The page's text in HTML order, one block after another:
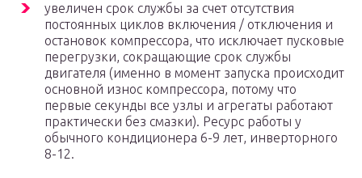
увеличен срок службы за счет отсутствия
постоянных циклов включения / отключения и
остановок компрессора, что исключает пусковые
перегрузки, сокращающие срок службы
двигателя (именно в момент запуска происходит
основной износ компрессора, потому что
первые секунды все узлы и агрегаты работают
практически без смазки). Ресурс работы у
обычного кондиционера 6-9 лет, инверторного
8-12.